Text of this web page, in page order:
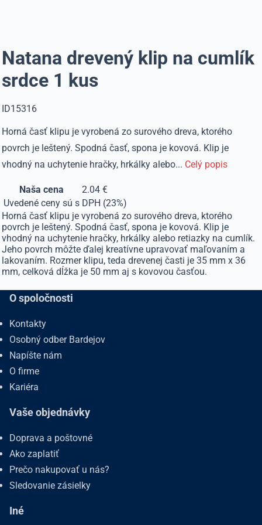
Natana drevený klip na cumlík
srdce 1 kus
ID15316
Horná časť klipu je vyrobená zo surového dreva, ktorého
povrch je leštený. Spodná časť, spona je kovová. Klip je
vhodný na uchytenie hračky, hrkálky alebo... Celý popis
Naša cena
2.04 €
Uvedené ceny sú s DPH (23%)
Horná časť klipu je vyrobená zo surového dreva, ktorého
povrch je leštený. Spodná časť, spona je kovová. Klip je
vhodný na uchytenie hračky, hrkálky alebo retiazky na cumlík.
Jeho povrch môžte ďalej kreatívne upravovať maľovaním a
lakovaním. Rozmer klipu, teda drevenej časti je 35 mm x 36
mm, celková dĺžka je 50 mm aj s kovovou časťou.
O spoločnosti
Kontakty
Osobný odber Bardejov
Napíšte nám
O firme
Kariéra
Vaše objednávky
Doprava a poštovné
Ako zaplatiť
Prečo nakupovať u nás?
Sledovanie zásielky
Iné